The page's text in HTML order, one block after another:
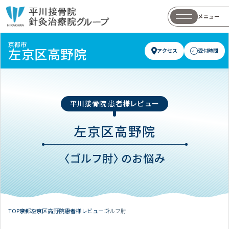
メニュー
京都市
左京区高野院 アクセス 受付時間
平川接骨院 患者様レビュー
左京区高野院
〈ゴルフ肘〉のお悩み
TOP京都左京区高野院患者様レビューゴルフ肘